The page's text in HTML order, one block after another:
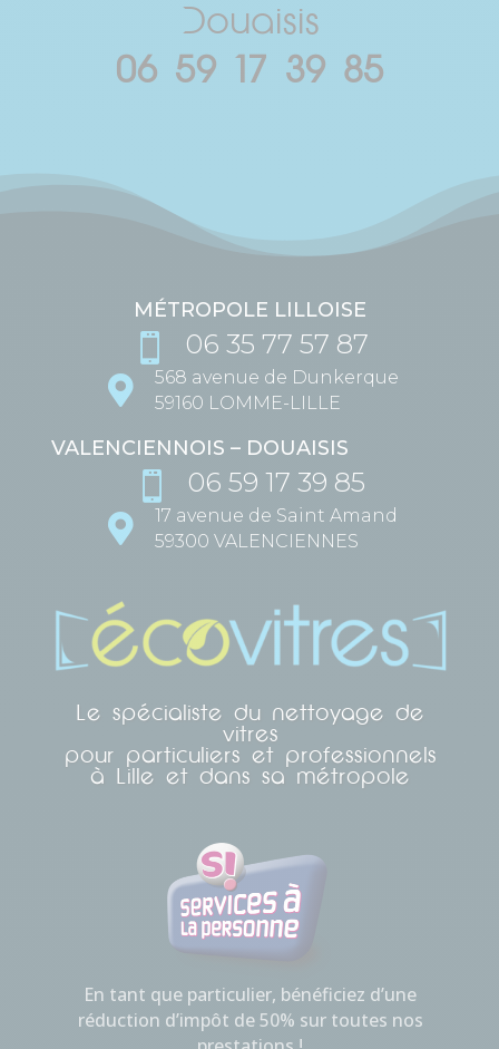
Douaisis
06 59 17 39 85
MÉTROPOLE LILLOISE
 06 35 77 57 87

568 avenue de Dunkerque
59160 LOMME-LILLE
VALENCIENNOIS – DOUAISIS
 06 59 17 39 85

17 avenue de Saint Amand
59300 VALENCIENNES
Le spécialiste du nettoyage de
vitres
pour particuliers et professionnels
à Lille et dans sa métropole
En tant que particulier, bénéficiez d’une
réduction d’impôt de 50% sur toutes nos